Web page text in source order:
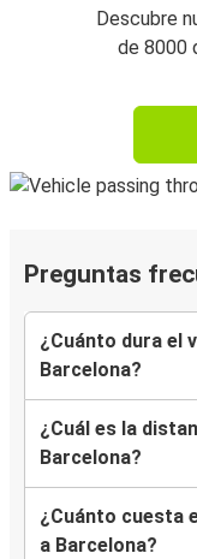
Descubre
de 8000
Preguntas
¿Cuánto dura el
Barcelona?
¿Cuál es la
Barcelona?
¿Cuánto cuesta
a Barcelona?